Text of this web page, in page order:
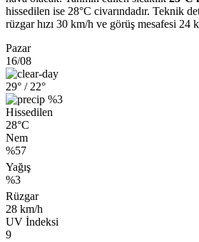
hissedilen ise 28°C civarındadır. Teknik
rüzgar hızı 30 km/h ve görüş mesafesi 24
Pazar
16/08
29° / 22°
%3
Hissedilen
28°C
Nem
%57
Yağış
%3
Rüzgar
28 km/h
UV İndeksi
9